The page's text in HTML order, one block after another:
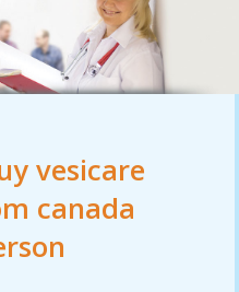
vesicare
canada